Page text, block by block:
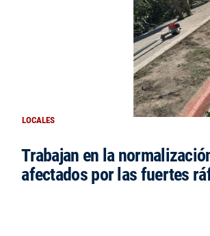
LOCALES
Trabajan en la
afectados por las fuertes